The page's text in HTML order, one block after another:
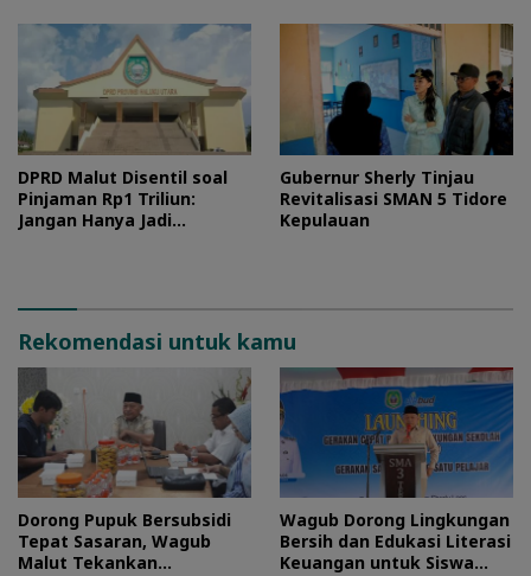
DPRD Malut Disentil soal
Pinjaman Rp1 Triliun:
Jangan Hanya Jadi
Gubernur Sherly Tinjau
Revitalisasi SMAN 5 Tidore
Kepulauan
Rekomendasi untuk kamu
Dorong Pupuk Bersubsidi
Tepat Sasaran, Wagub
Malut Tekankan
Wagub Dorong Lingkungan
Bersih dan Edukasi Literasi
Keuangan untuk Siswa